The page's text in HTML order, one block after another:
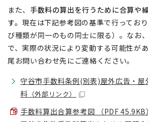
また、 手数料の算出を行うために合算や
す。 現在は下記参考図の基準で行ってお
び種類が同一のもの同士に限る）。なお
で、実際の状況により変動する可能性が
尾お問い合わせ先にご連絡ください。
守谷市手数料条例(別表)屋外広告・屋
料 （外部リンク）
手数料算出合算参考図 （PDF 45.9KB）